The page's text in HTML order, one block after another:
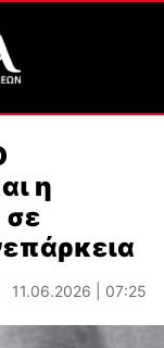
η
11.06.2026 | 07:25